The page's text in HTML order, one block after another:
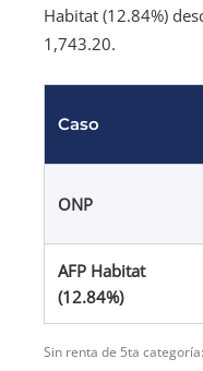
Habitat (12.84%)
1,743.20.
Caso
ONP
AFP Habitat
(12.84%)
Sin renta de 5ta